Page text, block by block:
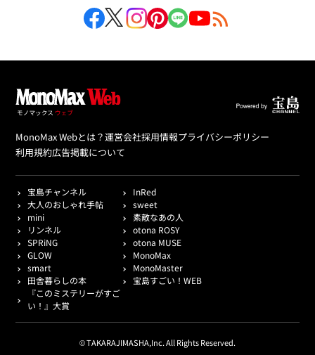
MonoMax Webとは？運営会社採用情報プライバシーポリシー
利用規約広告掲載について
宝島チャンネル
InRed
大人のおしゃれ手帖
sweet
mini
素敵なあの人
リンネル
otona ROSY
SPRiNG
otona MUSE
GLOW
MonoMax
smart
MonoMaster
田舎暮らしの本
宝島すごい！WEB
『このミステリーがすご
い！』大賞
© TAKARAJIMASHA,Inc. All Rights Reserved.